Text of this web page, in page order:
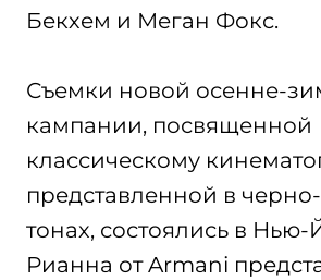
Бекхем и Меган Фокс.
Съемки новой осенне-
кампании, посвященной
классическому
представленной в
тонах, состоялись в Нью-
Рианна от Armani